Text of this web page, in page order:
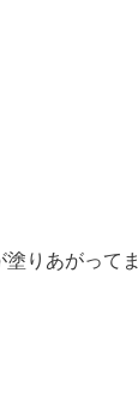
りあがってま